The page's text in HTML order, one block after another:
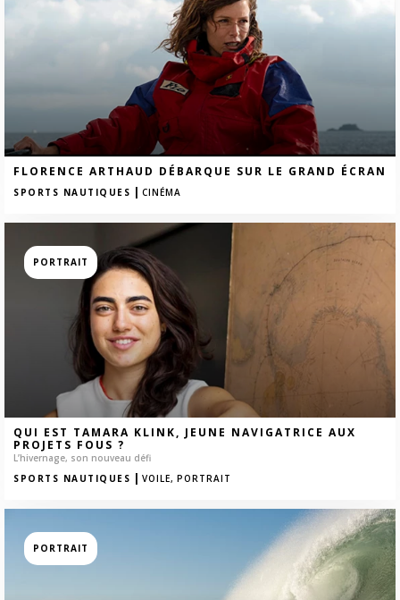
FLORENCE ARTHAUD DÉBARQUE SUR LE GRAND ÉCRAN
SPORTS NAUTIQUES | CINÉMA
QUI EST TAMARA KLINK, JEUNE NAVIGATRICE AUX
PROJETS FOUS ?
L’hivernage, son nouveau défi
SPORTS NAUTIQUES | VOILE, PORTRAIT
PORTRAIT
PORTRAIT